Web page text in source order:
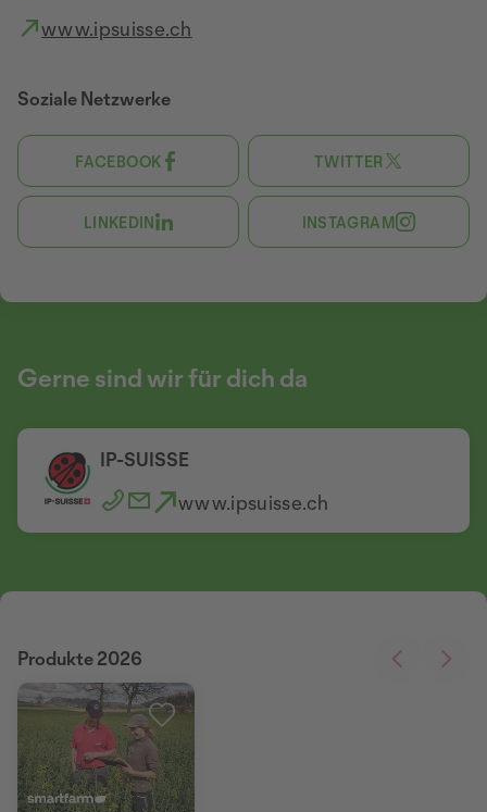
www.ipsuisse.ch
Soziale Netzwerke
FACEBOOK TWITTER
LINKEDIN INSTAGRAM
Gerne sind wir für dich da
IP-SUISSE
www.ipsuisse.ch
Produkte 2026